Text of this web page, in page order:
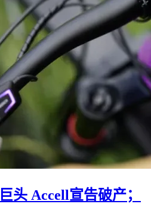
头 Accell宣告破产；